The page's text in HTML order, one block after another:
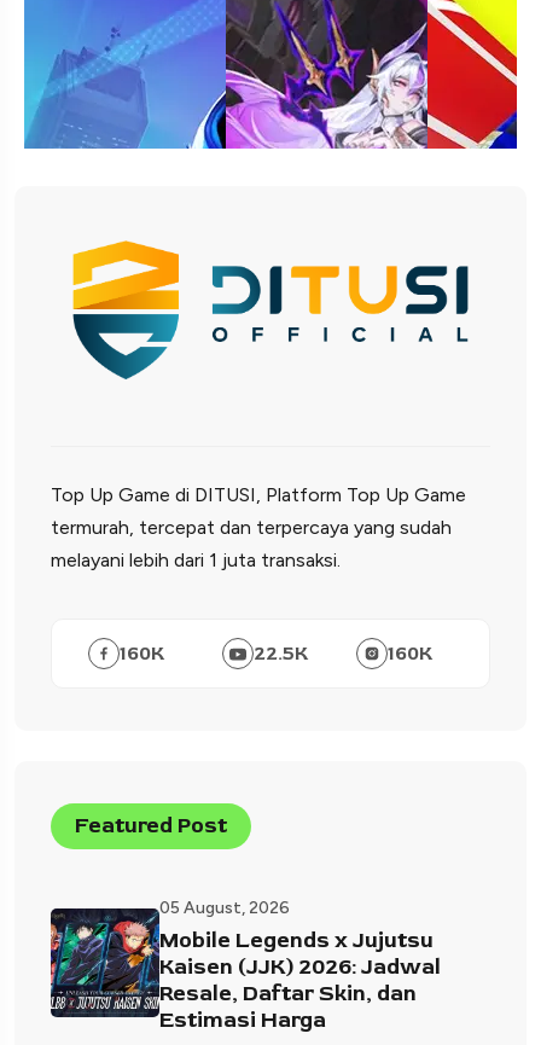
Top Up Game di DITUSI, Platform Top Up Game
termurah, tercepat dan terpercaya yang sudah
melayani lebih dari 1 juta transaksi.
160K 22.5K 160K
Featured Post
05 August, 2026
Mobile Legends x Jujutsu
Kaisen (JJK) 2026: Jadwal
Resale, Daftar Skin, dan
Estimasi Harga